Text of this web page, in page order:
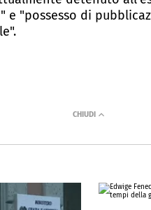
e "possesso di